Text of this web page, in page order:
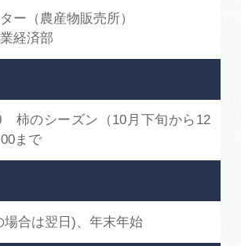
ー（農産物販売所）
経済部
柿のシーズン（10月下旬から12
まで
場合は翌日)、年末年始